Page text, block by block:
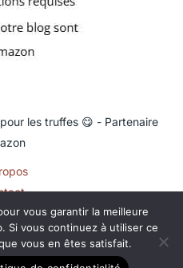
les truffes 😋 - Partenaire
site
légales
vous garantir la meilleure
Si vous continuez à utiliser ce
vous en êtes satisfait.